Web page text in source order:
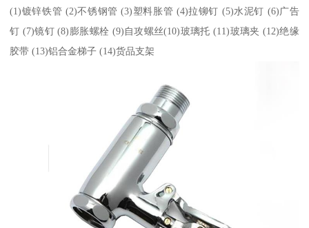
(1)镀锌铁管 (2)不锈钢管 (3)塑料胀管 (4)拉铆钉 (5)水泥钉 (6)广告
钉 (7)镜钉 (8)膨胀螺栓 (9)自攻螺丝(10)玻璃托 (11)玻璃夹 (12)绝缘
胶带 (13)铝合金梯子 (14)货品支架